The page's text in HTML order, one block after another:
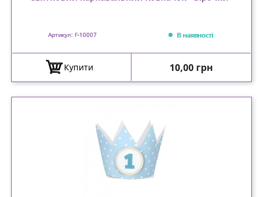
Артикул: F-10007 В наявності
Купити Ціна
10,00 грн